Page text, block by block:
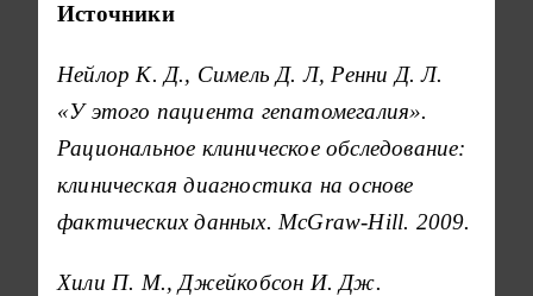
Источники
Нейлор К. Д., Симель Д. Л, Ренни Д. Л.
«У этого пациента гепатомегалия».
Рациональное клиническое обследование:
клиническая диагностика на основе
фактических данных. McGraw-Hill. 2009.
Хили П. М., Джейкобсон И. Дж.